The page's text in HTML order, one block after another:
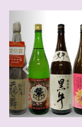
e
v
i
o